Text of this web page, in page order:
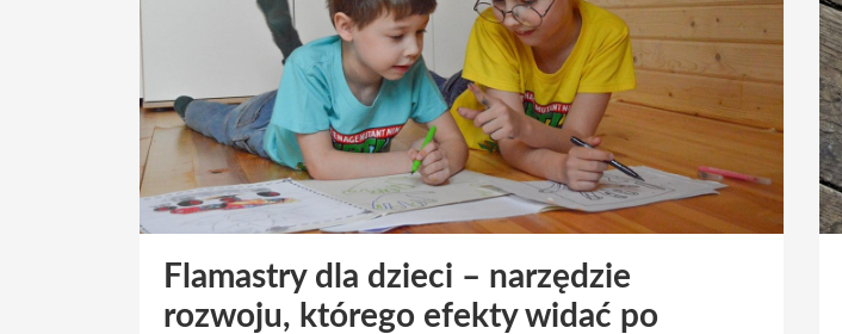
Flamastry dla dzieci – narzędzie
rozwoju, którego efekty widać po